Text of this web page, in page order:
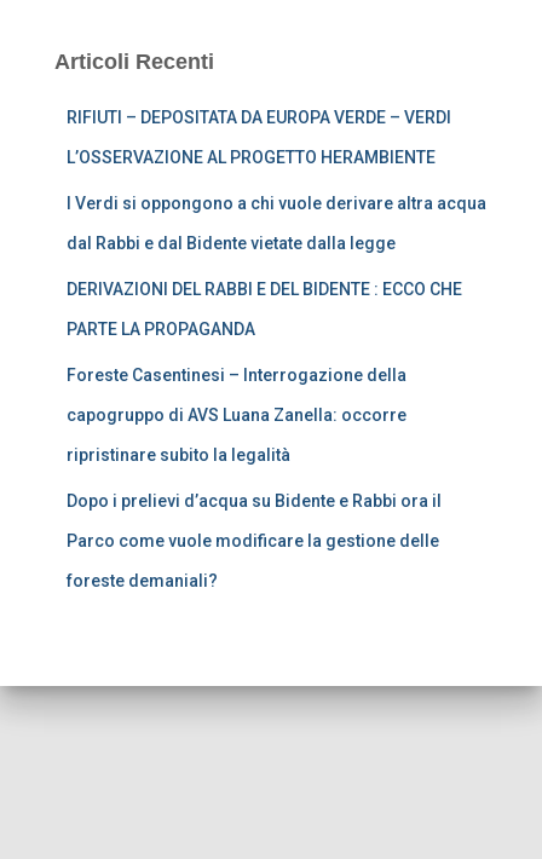
Articoli Recenti
RIFIUTI – DEPOSITATA DA EUROPA VERDE – VERDI
L’OSSERVAZIONE AL PROGETTO HERAMBIENTE
I Verdi si oppongono a chi vuole derivare altra acqua
dal Rabbi e dal Bidente vietate dalla legge
DERIVAZIONI DEL RABBI E DEL BIDENTE : ECCO CHE
PARTE LA PROPAGANDA
Foreste Casentinesi – Interrogazione della
capogruppo di AVS Luana Zanella: occorre
ripristinare subito la legalità
Dopo i prelievi d’acqua su Bidente e Rabbi ora il
Parco come vuole modificare la gestione delle
foreste demaniali?